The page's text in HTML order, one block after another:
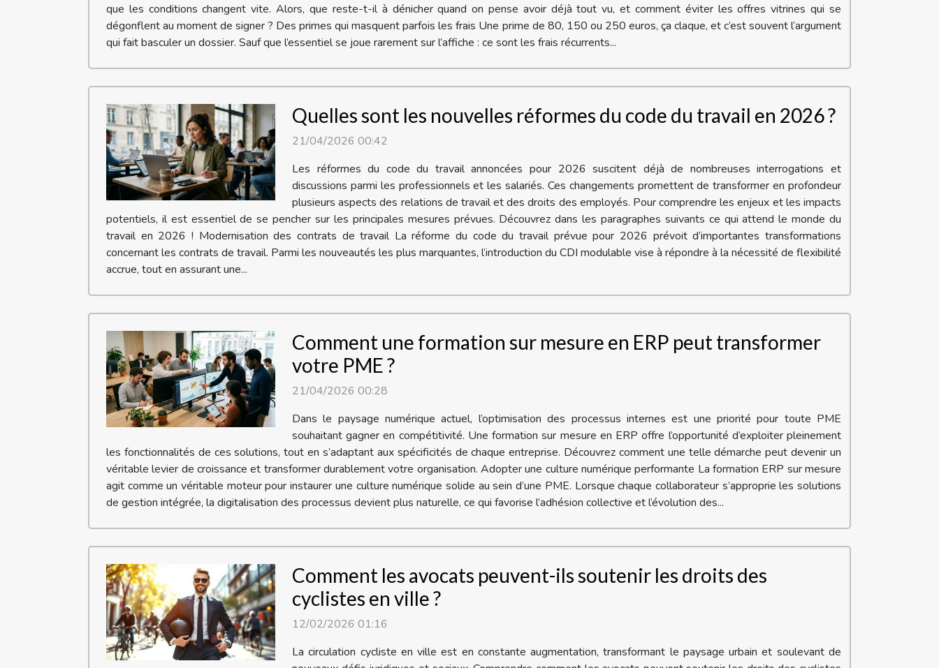
que les conditions changent vite. Alors, que reste-t-il à dénicher quand on pense avoir déjà tout vu, et comment éviter les offres vitrines qui se
dégonflent au moment de signer ? Des primes qui masquent parfois les frais Une prime de 80, 150 ou 250 euros, ça claque, et c’est souvent l’argument
qui fait basculer un dossier. Sauf que l’essentiel se joue rarement sur l’affiche : ce sont les frais récurrents...
Quelles sont les nouvelles réformes du code du travail en 2026 ?
21/04/2026 00:42
Les réformes du code du travail annoncées pour 2026 suscitent déjà de nombreuses interrogations et
discussions parmi les professionnels et les salariés. Ces changements promettent de transformer en profondeur
plusieurs aspects des relations de travail et des droits des employés. Pour comprendre les enjeux et les impacts
potentiels, il est essentiel de se pencher sur les principales mesures prévues. Découvrez dans les paragraphes suivants ce qui attend le monde du
travail en 2026 ! Modernisation des contrats de travail La réforme du code du travail prévue pour 2026 prévoit d’importantes transformations
concernant les contrats de travail. Parmi les nouveautés les plus marquantes, l’introduction du CDI modulable vise à répondre à la nécessité de flexibilité
accrue, tout en assurant une...
Comment une formation sur mesure en ERP peut transformer
votre PME ?
21/04/2026 00:28
Dans le paysage numérique actuel, l’optimisation des processus internes est une priorité pour toute PME
souhaitant gagner en compétitivité. Une formation sur mesure en ERP offre l’opportunité d’exploiter pleinement
les fonctionnalités de ces solutions, tout en s’adaptant aux spécificités de chaque entreprise. Découvrez comment une telle démarche peut devenir un
véritable levier de croissance et transformer durablement votre organisation. Adopter une culture numérique performante La formation ERP sur mesure
agit comme un véritable moteur pour instaurer une culture numérique solide au sein d’une PME. Lorsque chaque collaborateur s’approprie les solutions
de gestion intégrée, la digitalisation des processus devient plus naturelle, ce qui favorise l’adhésion collective et l’évolution des...
Comment les avocats peuvent-ils soutenir les droits des
cyclistes en ville ?
12/02/2026 01:16
La circulation cycliste en ville est en constante augmentation, transformant le paysage urbain et soulevant de